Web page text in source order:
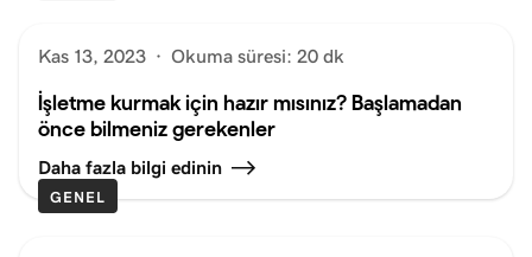
Kas 13, 2023 · Okuma süresi: 20 dk
İşletme kurmak için hazır mısınız? Başlamadan
önce bilmeniz gerekenler
Daha fazla bilgi edinin
GENEL